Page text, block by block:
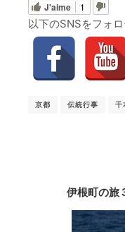
J'aime 1
以下のSNSをフォ
京都 伝統行事 千
伊根町の旅